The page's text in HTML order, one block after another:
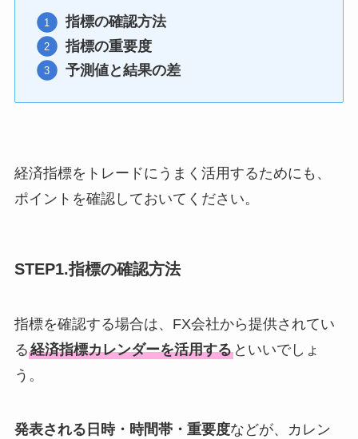
指標の確認方法
指標の重要度
予測値と結果の差
経済指標をトレードにうまく活用するためにも、
ポイントを確認しておいてください。
STEP1.指標の確認方法
指標を確認する場合は、FX会社から提供されてい
る経済指標カレンダーを活用するといいでしょ
う。
発表される日時・時間帯・重要度などが、カレン